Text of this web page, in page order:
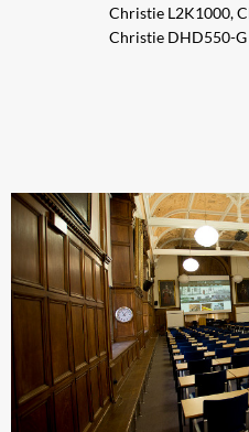
Christie L2K1000,
Christie DHD550-G